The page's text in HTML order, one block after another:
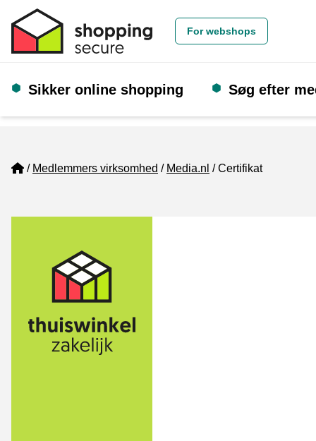
For webshops
Sikker online shopping Søg efter
Home
Medlemmers virksomhed Media.nl Certifikat